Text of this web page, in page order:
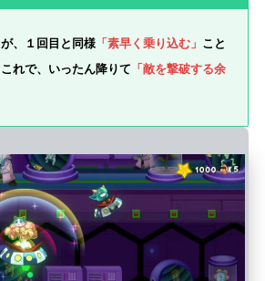
、１回目と同様 「素早く乗り込む」 こと
れで、いったん降りて 「敵を撃破する余